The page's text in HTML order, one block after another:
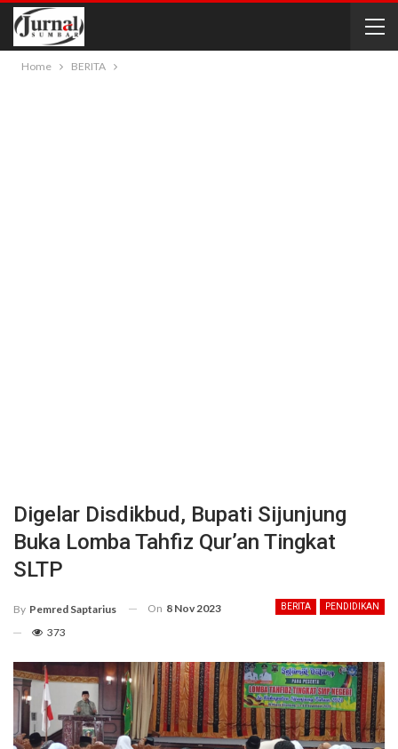
Home BERITA
Digelar Disdikbud, Bupati Sijunjung
Buka Lomba Tahfiz Qur’an Tingkat
SLTP
BERITA PENDIDIKAN
By Pemred Saptarius On 8 Nov 2023
373